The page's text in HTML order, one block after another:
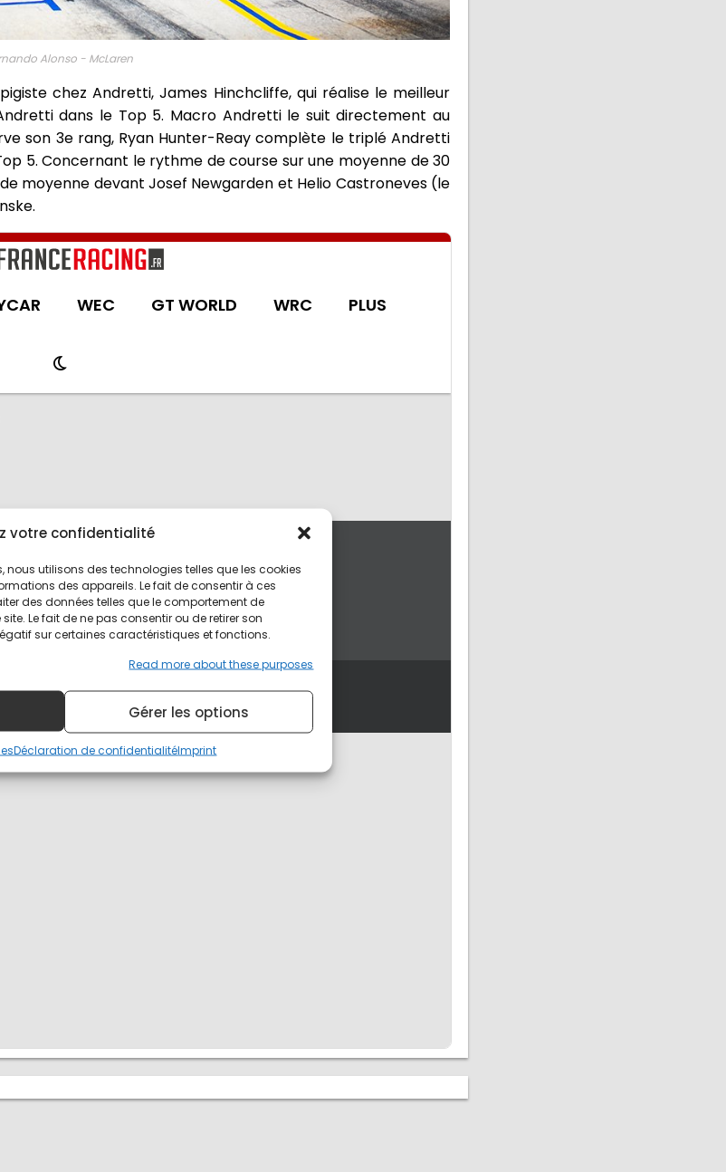
Alonso - McLaren
chez Andretti, James Hinchcliffe, qui réalise le meilleur
dans le Top 5. Macro Andretti le suit directement au
son 3e rang, Ryan Hunter-Reay complète le triplé Andretti
5. Concernant le rythme de course sur une moyenne de 30
moyenne devant Josef Newgarden et Helio Castroneves (le